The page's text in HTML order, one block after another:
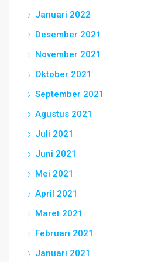
Januari 2022
Desember 2021
November 2021
Oktober 2021
September 2021
Agustus 2021
Juli 2021
Juni 2021
Mei 2021
April 2021
Maret 2021
Februari 2021
Januari 2021